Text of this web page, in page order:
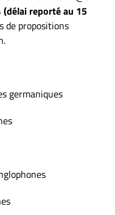
(délai reporté au 15
de propositions
germaniques